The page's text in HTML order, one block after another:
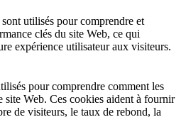
utilisés pour comprendre et
clés du site Web, ce qui
expérience utilisateur aux visiteurs.
pour comprendre comment les
site Web. Ces cookies aident à fournir
de visiteurs, le taux de rebond, la